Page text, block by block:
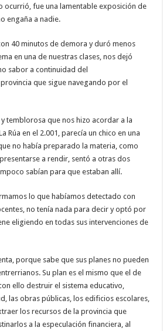
ocurrió, fue una lamentable exposición de
engaña a nadie.
40 minutos de demora y duró menos
en una de nuestras clases, nos dejó
sabor a continuidad del
que sigue navegando por el
temblorosa que nos hizo acordar a la
Rúa en el 2.001, parecía un chico en una
no había preparado la materia, como
a rendir, sentó a otras dos
sabían para que estaban allí.
lo que habíamos detectado con
no tenía nada para decir y optó por
eligiendo en todas sus intervenciones de
porque sabe que sus planes no pueden
Su plan es el mismo que el de
ello destruir el sistema educativo,
las obras públicas, los edificios escolares,
los recursos de la provincia que
a la especulación financiera, al